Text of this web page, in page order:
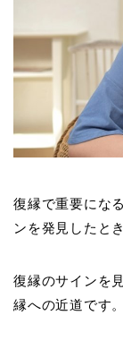
復縁で重要にな
ンを発見したと
復縁のサインを
縁への近道です。